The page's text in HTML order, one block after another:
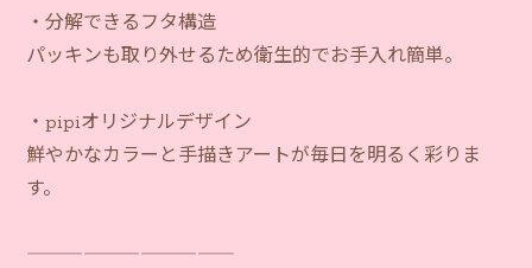
・分解できるフタ構造
パッキンも取り外せるため衛生的でお手入れ簡単。
・pipiオリジナルデザイン
鮮やかなカラーと手描きアートが毎日を明るく彩りま
す。
―――――――――――